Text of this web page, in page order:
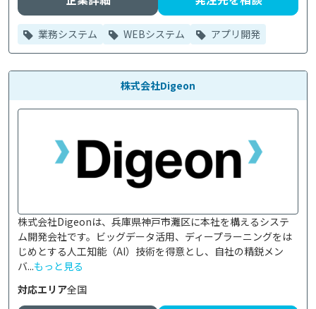
業務システム WEBシステム アプリ開発
株式会社Digeon
株式会社Digeonは、兵庫県神戸市灘区に本社を構えるシステ
ム開発会社です。ビッグデータ活用、ディープラーニングをは
じめとする人工知能（AI）技術を得意とし、自社の精鋭メン
バ...もっと見る
対応エリア全国